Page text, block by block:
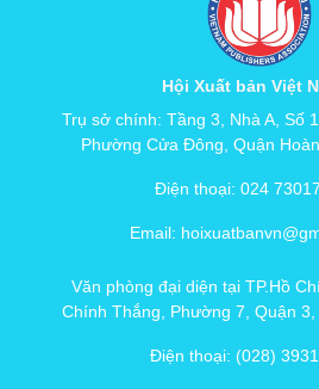
Hội Xuất bản Việt
Trụ sở chính: Tầng 3, Nhà A, Số
Phường Cửa Đông, Quận
Điện thoại: 024
Email:
Văn phòng đại diện tại TP.Hồ
Chính Thắng, Phường 7, Quận 3,
Điện thoại: (028)